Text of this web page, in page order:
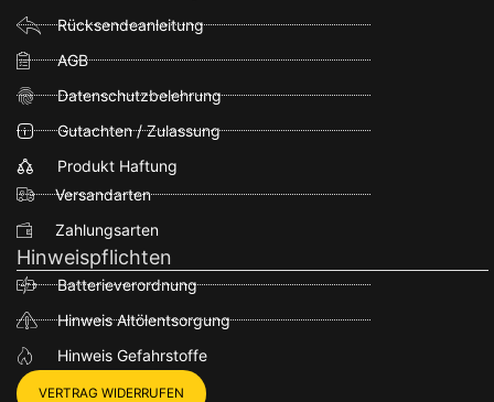
Rücksendeanleitung
AGB
Datenschutzbelehrung
Gutachten / Zulassung
Produkt Haftung
Versandarten
Zahlungsarten
Hinweispflichten
Batterieverordnung
Hinweis Altölentsorgung
Hinweis Gefahrstoffe
VERTRAG WIDERRUFEN